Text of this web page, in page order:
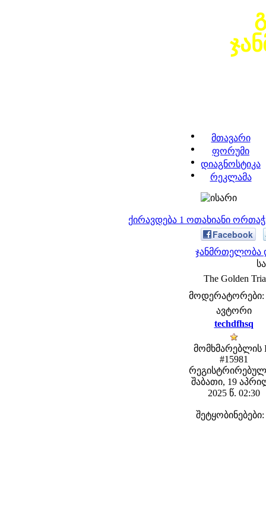
მთავარი
ფორუმი
დიაგნოსტიკა
რეკლამა
ქირავდება 1 ოთახიანი
Facebook
ჯანმრთელობა
The Golden
მოდერატორები:
ავტორი
techdfhsq
მომხმარებლის
#15981
შაბათი, 19
2025 წ. 02:30
შეტყობინებები: